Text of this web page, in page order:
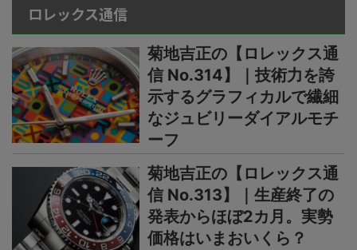
ロレックス通信
菊地吉正の【ロレックス通
信 No.314】｜技術力を誇
示するグラフィカルで繊細
なジュビリーダイアルモチ
ーフ
菊地吉正の【ロレックス通
信 No.313】｜生産終了の
発表からほぼ2カ月。実勢
価格はいまおいくら？